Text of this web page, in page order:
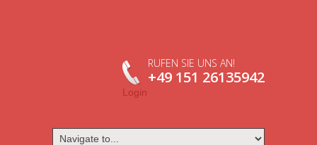
RUFEN SIE UNS AN!
+49 151 26135942
Login